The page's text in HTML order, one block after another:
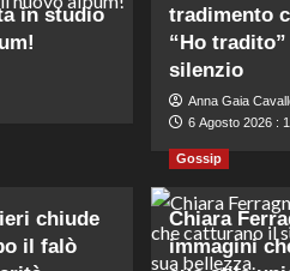
in studio
tradimento
“Ho
silenzio
Anna Gaia
6 Agosto 2026 :
chiude
il falò
Gossip
Chiara
immagini